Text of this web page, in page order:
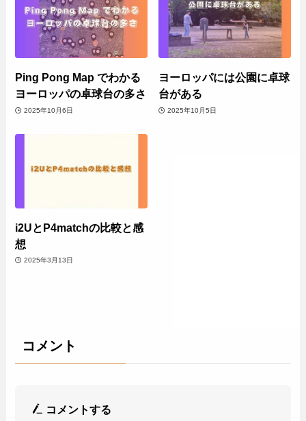
Ping Pong Map でわかる
ヨーロッパの卓球台の多さ
2025年10月6日
ヨーロッパには公園に卓球
台がある
2025年10月5日
i2UとP4matchの比較と感
想
2025年3月13日
コメント
コメントする